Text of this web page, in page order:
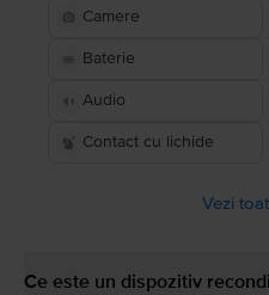
Camere
Baterie
Audio
Contact cu lichide
Vezi
Ce este un dispozitiv